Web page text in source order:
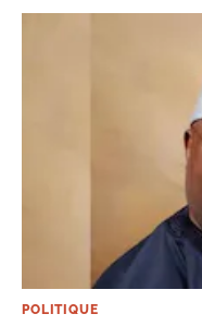
POLITIQUE